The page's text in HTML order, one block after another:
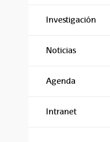
Investigación
Noticias
Agenda
Intranet